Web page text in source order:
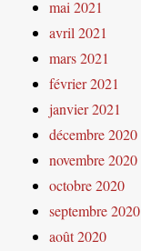
mai 2021
avril 2021
mars 2021
février 2021
janvier 2021
décembre 2020
novembre 2020
octobre 2020
septembre 2020
août 2020